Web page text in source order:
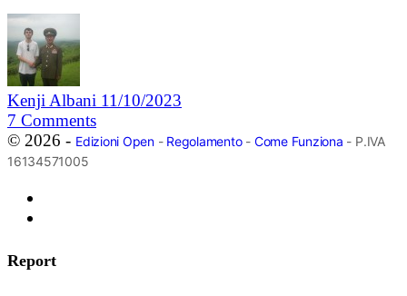
Kenji Albani 11/10/2023
7 Comments
© 2026 - Edizioni Open- Regolamento- Come Funziona - P.IVA
16134571005
Report